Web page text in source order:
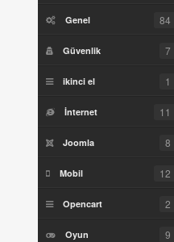
Genel 84
Güvenlik 7
ikinci el 1
İnternet 11
Joomla 8
Mobil 12
Opencart 2
Oyun 9